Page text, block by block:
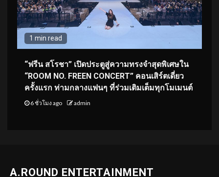
1 min read
“ฟรีน สโรชา” เปิดประตูสู่ความทรงจำสุดพิเศษใน
“ROOM NO. FREEN CONCERT” คอนเสิร์ตเดี่ยว
ครั้งแรก ท่ามกลางแฟนๆ ที่ร่วมเติมเต็มทุกโมเมนต์
6 ชั่วโมง ago admin
A.ROUND ENTERTAINMENT